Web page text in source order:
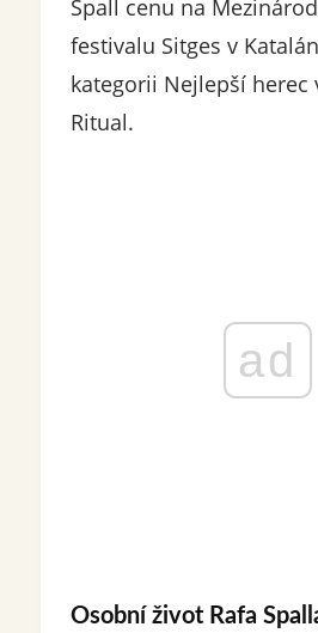
Spall cenu na
festivalu Sitges v
kategorii Nejlepší herec
Ritual.
ad
Osobní život Rafa